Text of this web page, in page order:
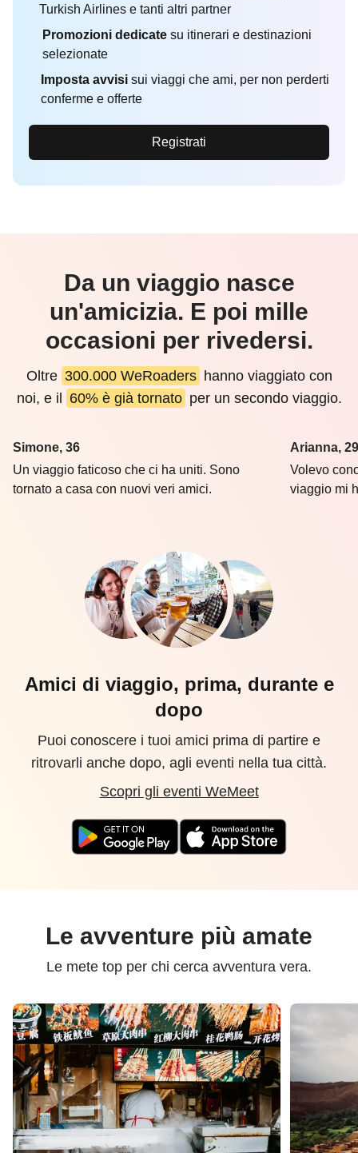
Turkish Airlines e tanti altri partner
Promozioni dedicatesu itinerari e destinazioni
selezionate
Imposta avvisisui viaggi che ami, per non perderti
conferme e offerte
Registrati
Da un viaggio nasce
un'amicizia. E poi mille
occasioni per rivedersi.
Oltre 300.000 WeRoaders hanno viaggiato con
noi, e il
60% è già tornato per un secondo viaggio.
Simone, 36
Un viaggio faticoso che ci ha uniti. Sono
tornato a casa con nuovi veri amici.
Arianna, 29
Volevo
viaggio mi
Amici di viaggio, prima, durante e
dopo
Puoi conoscere i tuoi amici prima di partire e
ritrovarli anche dopo, agli eventi nella tua città.
Scopri gli eventi WeMeet
Le avventure più amate
Le mete top per chi cerca avventura vera.